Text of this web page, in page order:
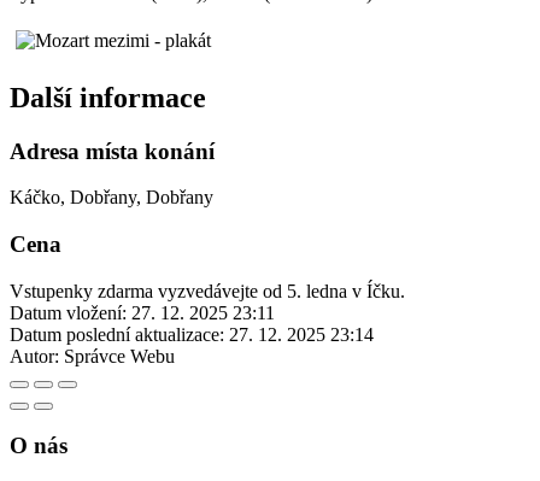
Další informace
Adresa místa konání
Káčko, Dobřany, Dobřany
Cena
Vstupenky zdarma vyzvedávejte od 5. ledna v Íčku.
Datum vložení: 27. 12. 2025 23:11
Datum poslední aktualizace: 27. 12. 2025 23:14
Autor: Správce Webu
O nás